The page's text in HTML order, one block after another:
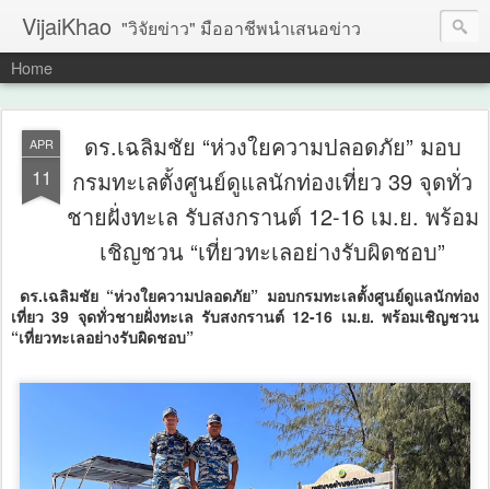
VijaiKhao "วิจัยข่าว" มืออาชีพนำเสนอข่าว
Home
APR
11
ดร.เฉลิมชัย “ห่วงใยความปลอดภัย” มอบ
กรมทะเลตั้งศูนย์ดูแลนักท่องเที่ยว 39 จุดทั่ว
ชายฝั่งทะเล รับสงกรานต์ 12-16 เม.ย. พร้อม
เชิญชวน “เที่ยวทะเลอย่างรับผิดชอบ”
ดร.เฉลิมชัย “ห่วงใยความปลอดภัย” มอบกรมทะเลตั้งศูนย์ดูแลนักท่อง
เที่ยว 39 จุดทั่วชายฝั่งทะเล รับสงกรานต์ 12-16 เม.ย. พร้อมเชิญชวน
“เที่ยวทะเลอย่างรับผิดชอบ”